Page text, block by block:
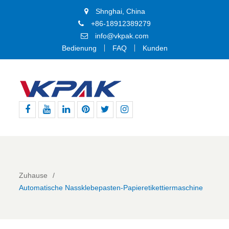
Shnghai, China
+86-18912389279
info@vkpak.com
Bedienung
FAQ Kunden
die
Zuhause
Automatische Nassklebepasten-Papieretikettiermaschine